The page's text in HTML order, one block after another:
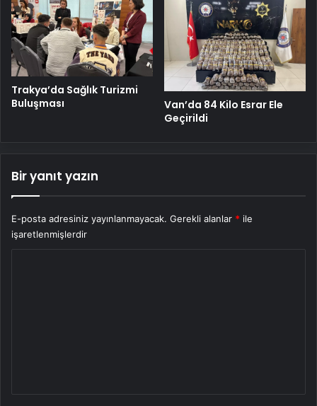
Trakya’da Sağlık Turizmi
Buluşması
Van’da 84 Kilo Esrar Ele
Geçirildi
Bir yanıt yazın
E-posta adresiniz yayınlanmayacak. Gerekli alanlar * ile
işaretlenmişlerdir